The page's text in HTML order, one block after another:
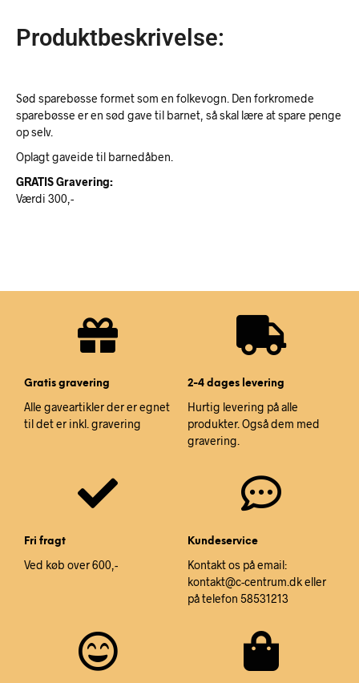
Produktbeskrivelse:
Sød sparebøsse formet som en folkevogn. Den forkromede
sparebøsse er en sød gave til barnet, så skal lære at spare penge
op selv.
Oplagt gaveide til barnedåben.
GRATIS Gravering:
Værdi 300,-
Gratis gravering
Alle gaveartikler der er egnet
til det er inkl. gravering
2-4 dages levering
Hurtig levering på alle
produkter. Også dem med
gravering.
Fri fragt
Ved køb over 600,-
Kundeservice
Kontakt os på email:
kontakt@c-centrum.dk eller
på telefon 58531213